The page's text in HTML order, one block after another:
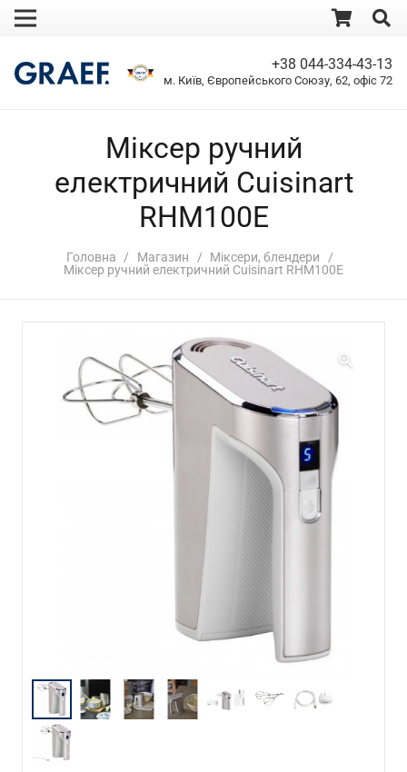
+38 044-334-43-13
м. Київ, Європейського Союзу, 62, офіс 72
Міксер ручний
електричний Cuisinart
RHM100E
Головна / Магазин / Міксери, блендери /
Міксер ручний електричний Cuisinart RHM100E